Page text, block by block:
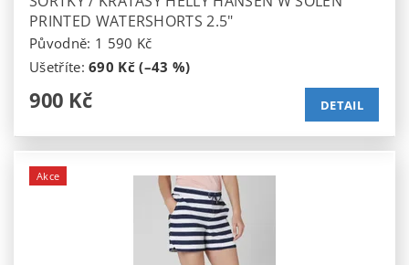
PRINTED WATERSHORTS 2.5"
Původně: 1 590 Kč
Ušetříte:690 Kč (–43 %)
900 Kč DETAIL
Akce